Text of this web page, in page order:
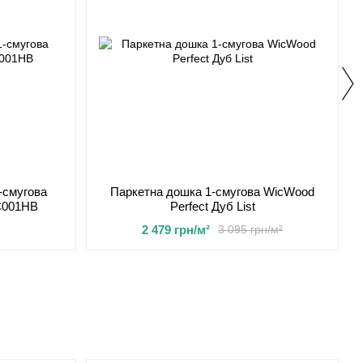
Паркетна дошка 1-смугова WicWood
Perfect Дуб List
3 095 грн/м²
2 479 грн/м²